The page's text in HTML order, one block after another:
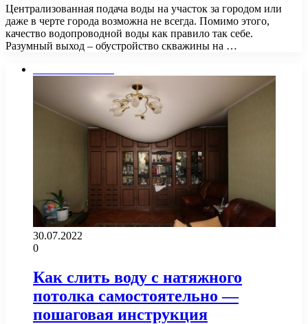
Централизованная подача воды на участок за городом или
даже в черте города возможна не всегда. Помимо этого,
качество водопроводной воды как правило так себе.
Разумный выход – обустройство скважины на …
30.07.2022
0
Как слить воду с натяжного
потолка самостоятельно —
пошаговая инструкция